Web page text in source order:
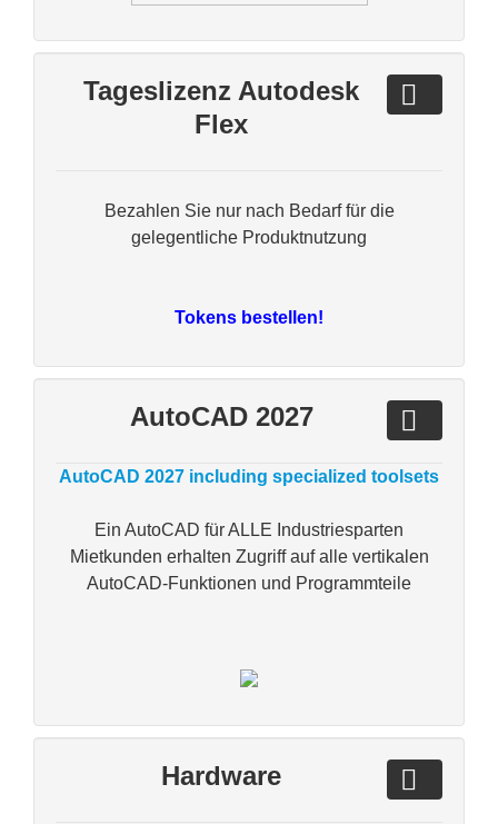
Tageslizenz Autodesk
Flex
Bezahlen Sie nur nach Bedarf für die
gelegentliche Produktnutzung
Tokens bestellen!
AutoCAD 2027
AutoCAD 2027 including specialized toolsets
Ein AutoCAD für ALLE Industriesparten
Mietkunden erhalten Zugriff auf alle vertikalen
AutoCAD-Funktionen und Programmteile
Hardware